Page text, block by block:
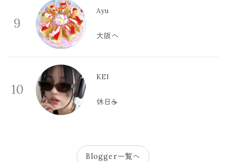
9
Ayu
大阪へ
10
KEI
休日☕️
Blogger一覧へ